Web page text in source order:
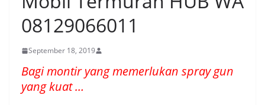
08129066011
September 18, 2019
Bagi montir yang memerlukan spray gun
yang kuat …